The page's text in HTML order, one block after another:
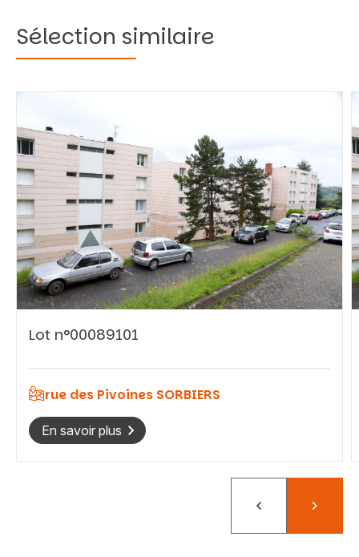
Vous recherchez&nbsp;:
Rechercher
Sélection similaire
Lot n°00089101
rue des Pivoines SORBIERS
En savoir plus
PrécédentSuivant